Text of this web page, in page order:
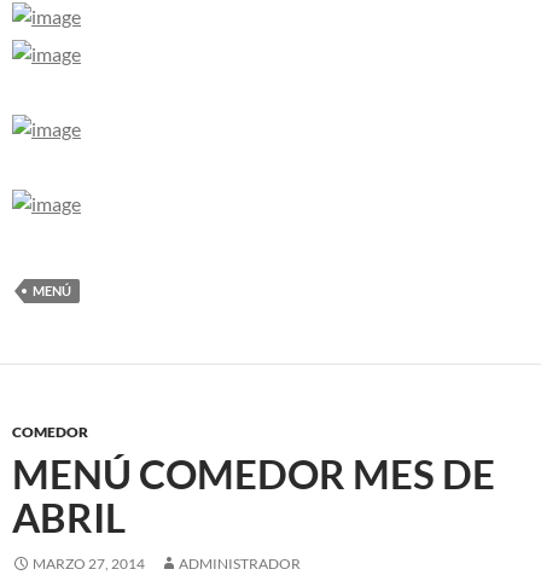
MENÚ
COMEDOR
MENÚ COMEDOR MES DE
ABRIL
MARZO 27, 2014 ADMINISTRADOR